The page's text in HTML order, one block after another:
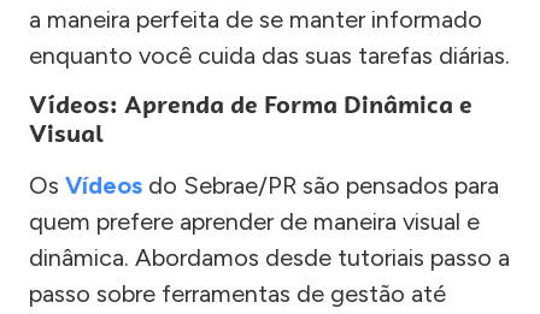
a maneira perfeita de se manter informado
enquanto você cuida das suas tarefas diárias.
Vídeos: Aprenda de Forma Dinâmica e
Visual
Os Vídeos do Sebrae/PR são pensados para
quem prefere aprender de maneira visual e
dinâmica. Abordamos desde tutoriais passo a
passo sobre ferramentas de gestão até